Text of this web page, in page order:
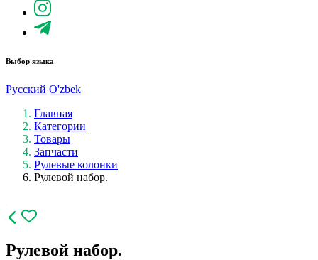
Выбор языка
Русский O'zbek
Главная
Категории
Товары
Запчасти
Рулевые колонки
Рулевой набор.
Рулевой набор.